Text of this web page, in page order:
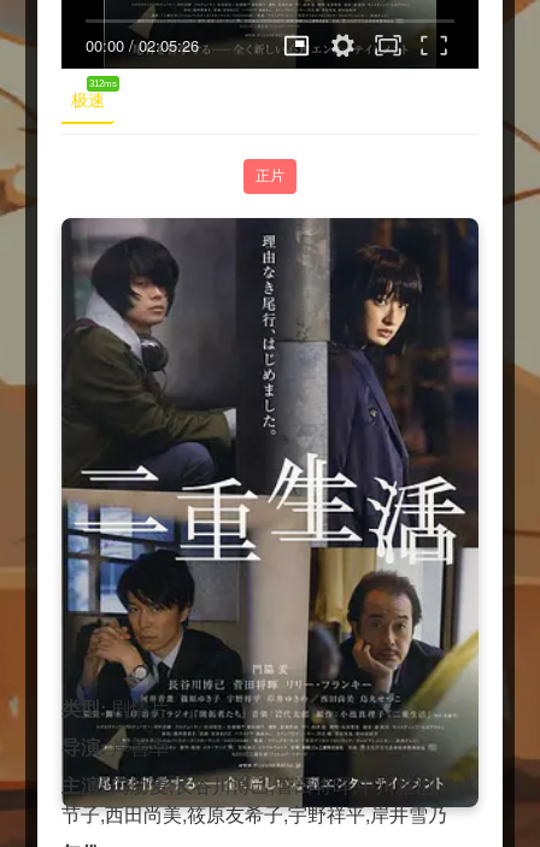
00:00/02:05:26
极速
312ms
正片
类型: 剧情片
导演:岸善幸
主演:门胁麦,长谷川博己,菅田将晖,中川雅也,乌丸
节子,西田尚美,筱原友希子,宇野祥平,岸井雪乃